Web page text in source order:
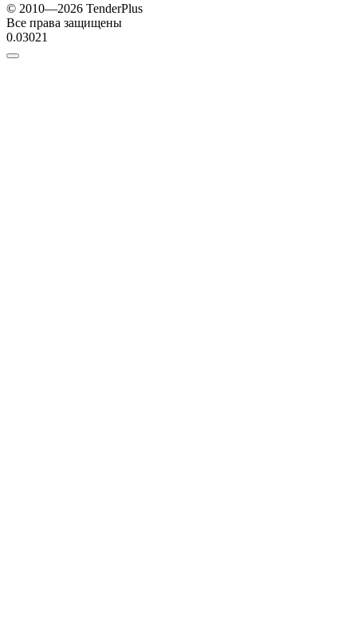
© 2010—2026 TenderPlus
Все права защищены
0.03021